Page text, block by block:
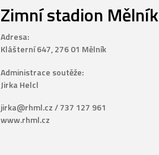
Zimní stadion Mělník
Adresa:
Klášterní 647, 276 01 Mělník
Administrace soutěže:
Jirka Helcl
jirka@rhml.cz / 737 127 961
www.rhml.cz